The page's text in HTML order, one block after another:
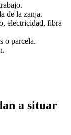
de la zanja.
electricidad, fibra
o parcela.
a situar